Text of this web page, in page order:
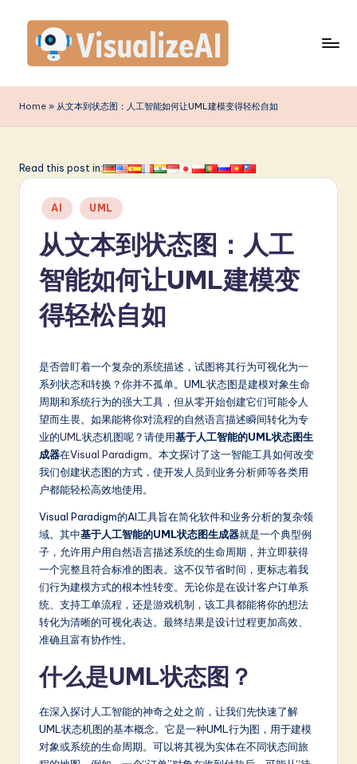
content
is
u
li
A
S
m
p
fi
d
C
hi
-
L
Home » 从文本到状态图：人工智能如何让UML建模变得轻松自如
Read this post in:
Posted
in
AI UML
从文本到状态图：人工
智能如何让UML建模变
得轻松自如
是否曾盯着一个复杂的系统描述，试图将其行为可视化为一
系列状态和转换？你并不孤单。UML状态图是建模对象生命
周期和系统行为的强大工具，但从零开始创建它们可能令人
望而生畏。如果能将你对流程的自然语言描述瞬间转化为专
业的UML 状态机图呢？请使用基于人工智能的UML状态图生
成器在Visual Paradigm。本文探讨了这一智能工具如何改变
我们创建状态图的方式，使开发人员到业务分析师等各类用
户都能轻松高效地使用。
Visual Paradigm的AI工具旨在简化软件和业务分析的复杂领
域。其中基于人工智能的UML状态图生成器就是一个典型例
子，允许用户用自然语言描述系统的生命周期，并立即获得
一个完整且符合标准的图表。这不仅节省时间，更标志着我
们行为建模方式的根本性转变。无论你是在设计客户订单系
统、支持工单流程，还是游戏机制，该工具都能将你的想法
转化为清晰的可视化表达。最终结果是设计过程更加高效、
准确且富有协作性。
什么是UML状态图？
在深入探讨人工智能的神奇之处之前，让我们先快速了解
UML状态机图的基本概念。它是一种UML行为图，用于建模
对象或系统的生命周期。可以将其视为实体在不同状态间旅